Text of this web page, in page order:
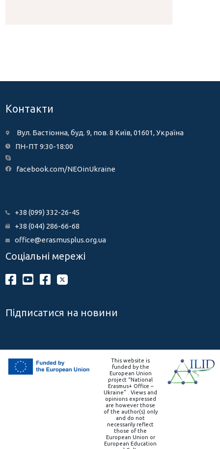
Контакти
Вул. Бастіонна, буд. 9, пов. 8 Київ, 01601, Україна
ПН-ПТ 9:30-18:00
facebook.com/NEOinUkraine
+38 (099) 332-26-45
+38 (044) 286-66-68
office@erasmusplus.org.ua
Соціальні мережі
Підписатися на новини
This website is
funded by the
European Union
project “National
Erasmus+ Office –
Ukraine” . Views and
opinions expressed
are however those
of the author(s) only
and do not
necessarily reflect
those of the
European Union or
European Education